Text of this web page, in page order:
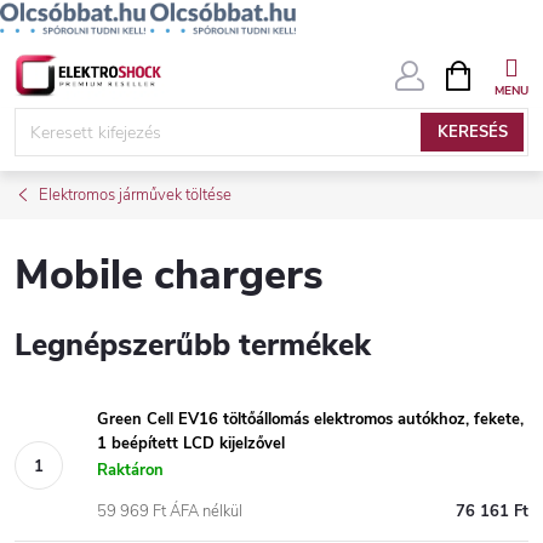
Ugrás
KERESÉS
KOSÁR
Elektromos járművek töltése
Mobile chargers
Legnépszerűbb termékek
Green Cell EV16 töltőállomás elektromos autókhoz, fekete,
1 beépített LCD kijelzővel
Raktáron
76 161 Ft
59 969 Ft ÁFA nélkül